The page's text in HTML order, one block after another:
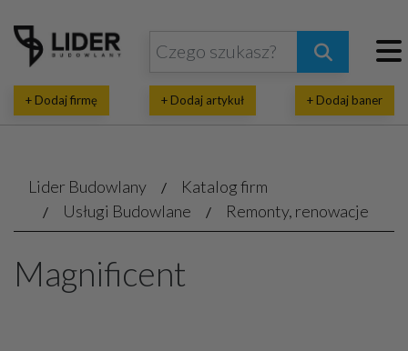
+ Dodaj firmę + Dodaj artykuł + Dodaj baner
Lider Budowlany
Katalog firm
Usługi Budowlane
Remonty, renowacje
Magnificent